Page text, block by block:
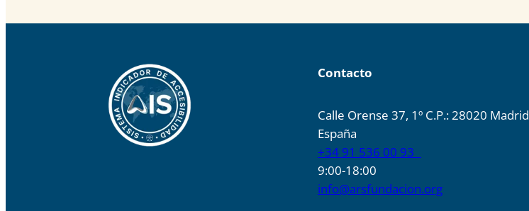
Contacto
Calle Orense 37, 1º C.P.: 28020 Madrid
España
+34 91 536 00 93
9:00-18:00
info@arsfundacion.org